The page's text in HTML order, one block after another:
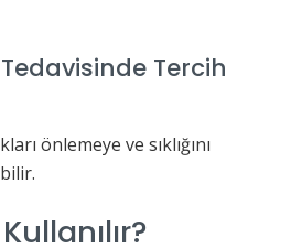
Tercih
önlemeye ve sıklığını